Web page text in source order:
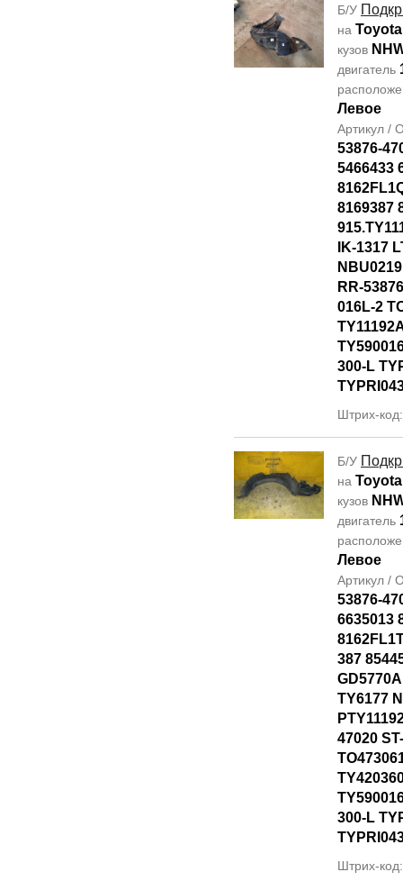
Б/У
на
кузов
двигатель
Левое
Артикул /
53876-
5466433
8169387
IK-1317
RR-
016L-2
300-L
Штрих-
Б/У
на
кузов
двигатель
Левое
Артикул /
53876-
6635013
387
TY6177
47020
300-L
Штрих-